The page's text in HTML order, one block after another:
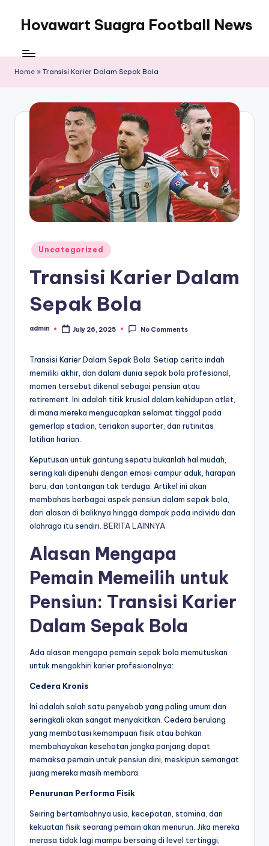
content
Hovawart Suagra Football News
Suagra
Football
News
berita
Home » Transisi Karier Dalam Sepak Bola
Posted
in
Uncategorized
Transisi Karier Dalam
Sepak Bola
Posted
admin July 26, 2025 No Comments
Transisi Karier Dalam Sepak Bola. Setiap cerita indah
memiliki akhir, dan dalam dunia sepak bola profesional,
momen tersebut dikenal sebagai pensiun atau
retirement. Ini adalah titik krusial dalam kehidupan atlet,
di mana mereka mengucapkan selamat tinggal pada
gemerlap stadion, teriakan suporter, dan rutinitas
latihan harian.
Keputusan untuk gantung sepatu bukanlah hal mudah,
sering kali dipenuhi dengan emosi campur aduk, harapan
baru, dan tantangan tak terduga. Artikel ini akan
membahas berbagai aspek pensiun dalam sepak bola,
dari alasan di baliknya hingga dampak pada individu dan
olahraga itu sendiri. BERITA LAINNYA
Alasan Mengapa
Pemain Memeilih untuk
Pensiun: Transisi Karier
Dalam Sepak Bola
Ada alasan mengapa pemain sepak bola memutuskan
untuk mengakhiri karier profesionalnya:
Cedera Kronis
Ini adalah salah satu penyebab yang paling umum dan
seringkali akan sangat menyakitkan. Cedera berulang
yang membatasi kemampuan fisik atau bahkan
membahayakan kesehatan jangka panjang dapat
memaksa pemain untuk pensiun dini, meskipun semangat
juang mereka masih membara.
Penurunan Performa Fisik
Seiring bertambahnya usia, kecepatan, stamina, dan
kekuatan fisik seorang pemain akan menurun. Jika mereka
merasa tidak lagi mampu bersaing di level tertinggi,